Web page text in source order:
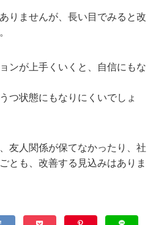
りませんが、長い目でみると改
ンが上手くいくと、自信にもな
つ状態にもなりにくいでしょ
友人関係が保てなかったり、社
とも、改善する見込みはありま